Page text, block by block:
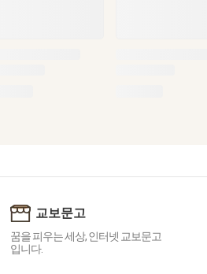
교보문고
꿈을 피우는 세상, 인터넷 교보문고
입니다.